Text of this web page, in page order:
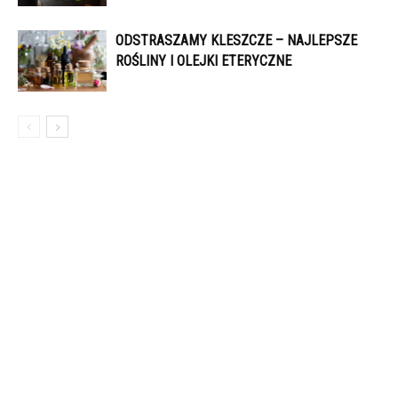
ODSTRASZAMY KLESZCZE – NAJLEPSZE
ROŚLINY I OLEJKI ETERYCZNE